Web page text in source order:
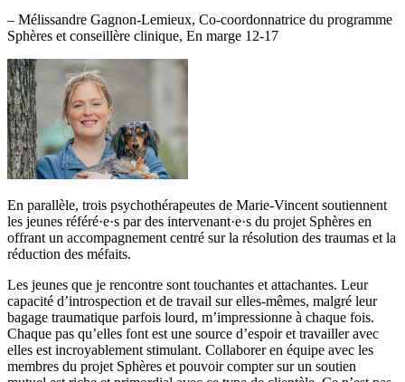
– Mélissandre Gagnon-Lemieux, Co-coordonnatrice du programme
Sphères et conseillère clinique, En marge 12-17
En parallèle, trois psychothérapeutes de Marie-Vincent soutiennent
les jeunes référé·e·s par des intervenant·e·s du projet Sphères en
offrant un accompagnement centré sur la résolution des traumas et la
réduction des méfaits.
Les jeunes que je rencontre sont touchantes et attachantes. Leur
capacité d’introspection et de travail sur elles-mêmes, malgré leur
bagage traumatique parfois lourd, m’impressionne à chaque fois.
Chaque pas qu’elles font est une source d’espoir et travailler avec
elles est incroyablement stimulant. Collaborer en équipe avec les
membres du projet Sphères et pouvoir compter sur un soutien